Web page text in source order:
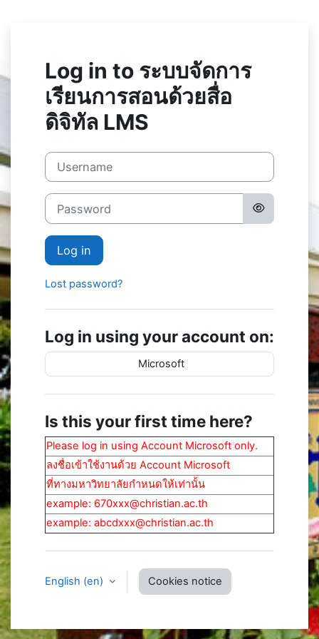
Log in to ระบบจัดการ
เรียนการสอนด้วยสื่อ
ดิจิทัล LMS
Username
Password
Log in
Lost password?
Log in using your account on:
Microsoft
Is this your first time here?
Please log in using Account Microsoft only.
ลงชื่อเข้าใช้งานด้วย Account Microsoft
ที่ทางมหาวิทยาลัยกำหนดให้เท่านั้น
example: 670xxx@christian.ac.th
example: abcdxxx@christian.ac.th
English ‎(en)‎ Cookies notice